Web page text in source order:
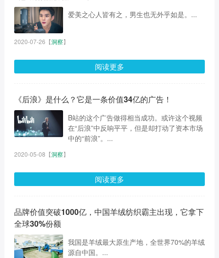
爱美之心人皆有之，男生也无外乎如是。...
2020-07-26 【洞察】
阅读更多
《后浪》是什么？它是一条价值34亿的广告！
B站的这个广告做得相当成功。或许这个视频
在“后浪”中反响平平，但是却打动了资本市场
中的“前浪”。...
2020-05-08 【洞察】
阅读更多
品牌价值突破1000亿，中国羊绒纺织霸主出现，它拿下
全球30%份额
我国是羊绒最大原生产地，全世界70%的羊绒
源自中国。...